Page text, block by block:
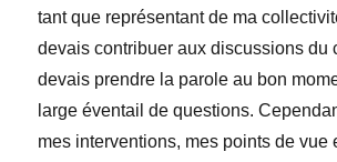
tant que représentant de ma
devais contribuer aux discussions du
devais prendre la parole au bon
large éventail de questions.
mes interventions, mes points de vue